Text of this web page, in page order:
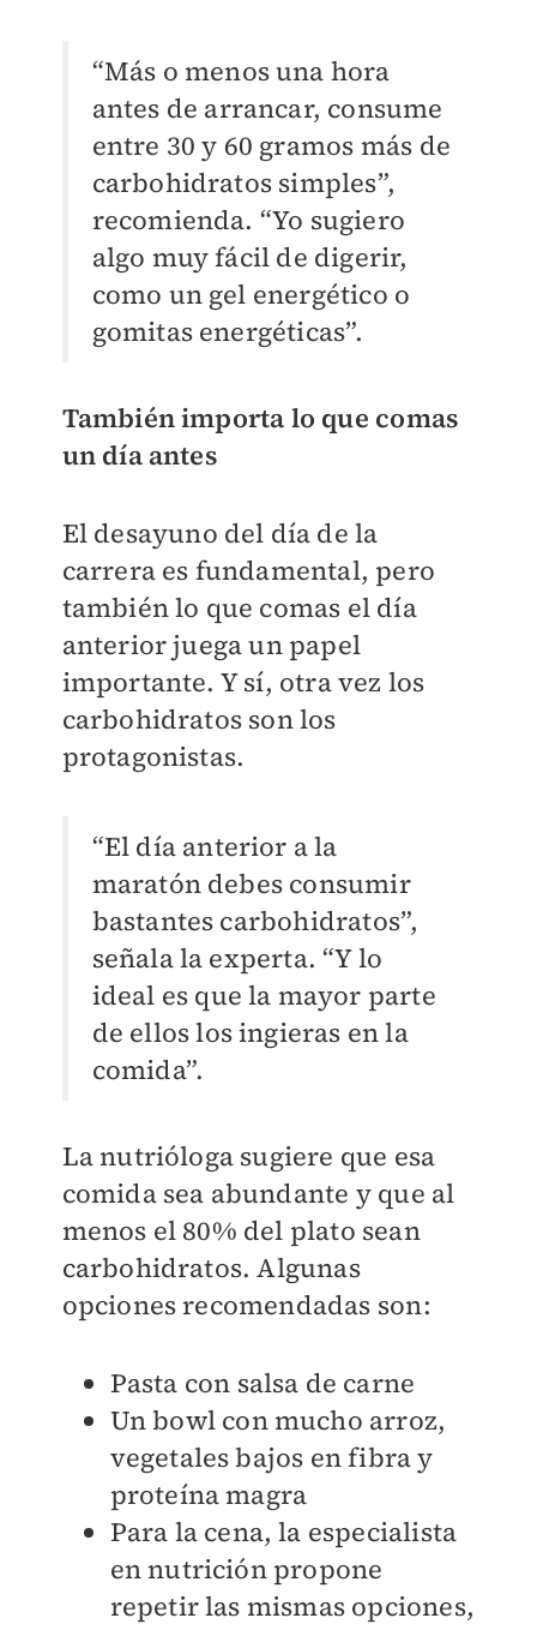
“Más o menos una hora
antes de arrancar, consume
entre 30 y 60 gramos más de
carbohidratos simples”,
recomienda. “Yo sugiero
algo muy fácil de digerir,
como un gel energético o
gomitas energéticas”.
También importa lo que comas
un día antes
El desayuno del día de la
carrera es fundamental, pero
también lo que comas el día
anterior juega un papel
importante. Y sí, otra vez los
carbohidratos son los
protagonistas.
“El día anterior a la
maratón debes consumir
bastantes carbohidratos”,
señala la experta. “Y lo
ideal es que la mayor parte
de ellos los ingieras en la
comida”.
La nutrióloga sugiere que esa
comida sea abundante y que al
menos el 80% del plato sean
carbohidratos. Algunas
opciones recomendadas son:
Pasta con salsa de carne
Un bowl con mucho arroz,
vegetales bajos en fibra y
proteína magra
Para la cena, la especialista
en nutrición propone
repetir las mismas opciones,